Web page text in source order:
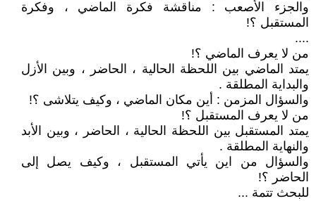
والجزء الأصعب : مناقشة فكرة الماضي ، وفكرة
المستقبل ؟!
....
من لا يعرف الماضي ؟!
يمتد الماضي بين اللحظة الحالية ، الحاضر ، وبين الأزل
والبداية المطلقة .
والسؤال المزمن : أين مكان الماضي ، وكيف يتلاشى ؟!
من لا يعرف المستقبل ؟!
يمتد المستقبل بين اللحظة الحالية ، الحاضر ، وبين الأبد
والنهاية المطلقة .
والسؤال من اين يأتي المستقبل ، وكيف يصل إلى
الحاضر ؟!
للبحث تتمة ...